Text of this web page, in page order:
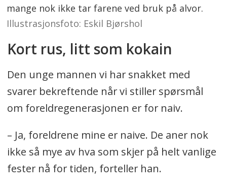
mange nok ikke tar farene ved bruk på alvor.
Illustrasjonsfoto: Eskil Bjørshol
Kort rus, litt som kokain
Den unge mannen vi har snakket med
svarer bekreftende når vi stiller spørsmål
om foreldregenerasjonen er for naiv.
– Ja, foreldrene mine er naive. De aner nok
ikke så mye av hva som skjer på helt vanlige
fester nå for tiden, forteller han.